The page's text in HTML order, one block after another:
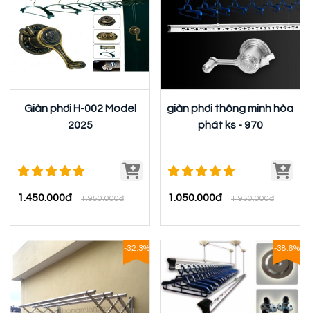
Giàn phơi H-002 Model
2025
1.450.000đ 1.950.000đ
giàn phơi thông minh hòa
phát ks - 970
1.050.000đ 1.950.000đ
-32.3% -38.6%